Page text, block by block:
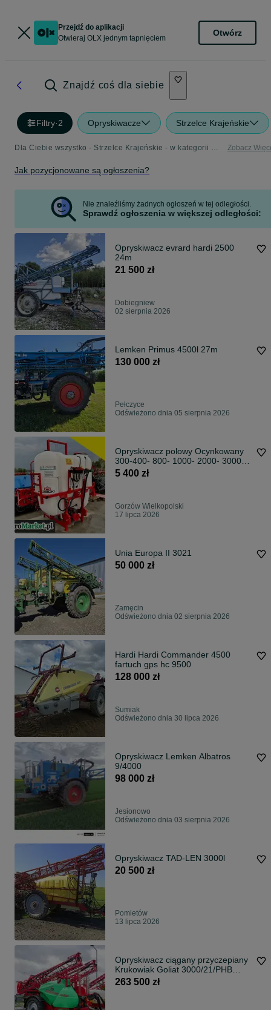
Przejdź do aplikacji
Otwieraj OLX jednym tapnięciem
Otwórz
Znajdź coś dla siebie
Filtry·2 Opryskiwacze Strzelce Krajeńskie
Dla Ciebie wszystko - Strzelce Krajeńskie - w kategorii Opryskiwacze Zobacz
Jak pozycjonowane są ogłoszenia?
Nie znaleźliśmy żadnych ogłoszeń w tej odległości.
Sprawdź ogłoszenia w większej odległości:
Opryskiwacz evrard hardi 2500
24m
21 500 zł
Dobiegniew
02 sierpnia 2026
Lemken Primus 4500l 27m
130 000 zł
Pełczyce
Odświeżono dnia 05 sierpnia 2026
Opryskiwacz polowy Ocynkowany
300-400- 800- 1000- 2000- 3000L
opryskiwacz ciągany Biardzki
5 400 zł
Gorzów Wielkopolski
17 lipca 2026
Unia Europa II 3021
50 000 zł
Zamęcin
Odświeżono dnia 02 sierpnia 2026
Hardi Hardi Commander 4500
fartuch gps hc 9500
128 000 zł
Sumiak
Odświeżono dnia 30 lipca 2026
Opryskiwacz Lemken Albatros
9/4000
98 000 zł
Jesionowo
Odświeżono dnia 03 sierpnia 2026
Opryskiwacz TAD-LEN 3000l
20 500 zł
Pomietów
13 lipca 2026
Opryskiwacz ciągany przyczepiany
Krukowiak Goliat 3000/21/PHB
(P387/1) 3000| 21m
263 500 zł